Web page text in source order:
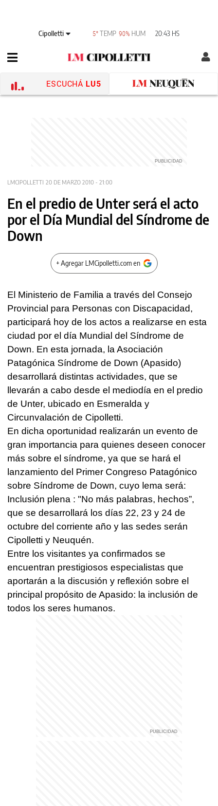
Cipolletti 5°TEMP 90% HUM 20:43 HS
ESCUCHÁ LU5
LMCIPOLLETTI 20 DE MARZO 2010 - 21:00
En el predio de Unter será el acto
por el Día Mundial del Síndrome de
Down
+ Agregar LMCipolletti.com en
El Ministerio de Familia a través del Consejo
Provincial para Personas con Discapacidad,
participará hoy de los actos a realizarse en esta
ciudad por el día Mundial del Síndrome de
Down. En esta jornada, la Asociación
Patagónica Síndrome de Down (Apasido)
desarrollará distintas actividades, que se
llevarán a cabo desde el mediodía en el predio
de Unter, ubicado en Esmeralda y
Circunvalación de Cipolletti.
En dicha oportunidad realizarán un evento de
gran importancia para quienes deseen conocer
más sobre el síndrome, ya que se hará el
lanzamiento del Primer Congreso Patagónico
sobre Síndrome de Down, cuyo lema será:
Inclusión plena : "No más palabras, hechos”,
que se desarrollará los días 22, 23 y 24 de
octubre del corriente año y las sedes serán
Cipolletti y Neuquén.
Entre los visitantes ya confirmados se
encuentran prestigiosos especialistas que
aportarán a la discusión y reflexión sobre el
principal propósito de Apasido: la inclusión de
todos los seres humanos.